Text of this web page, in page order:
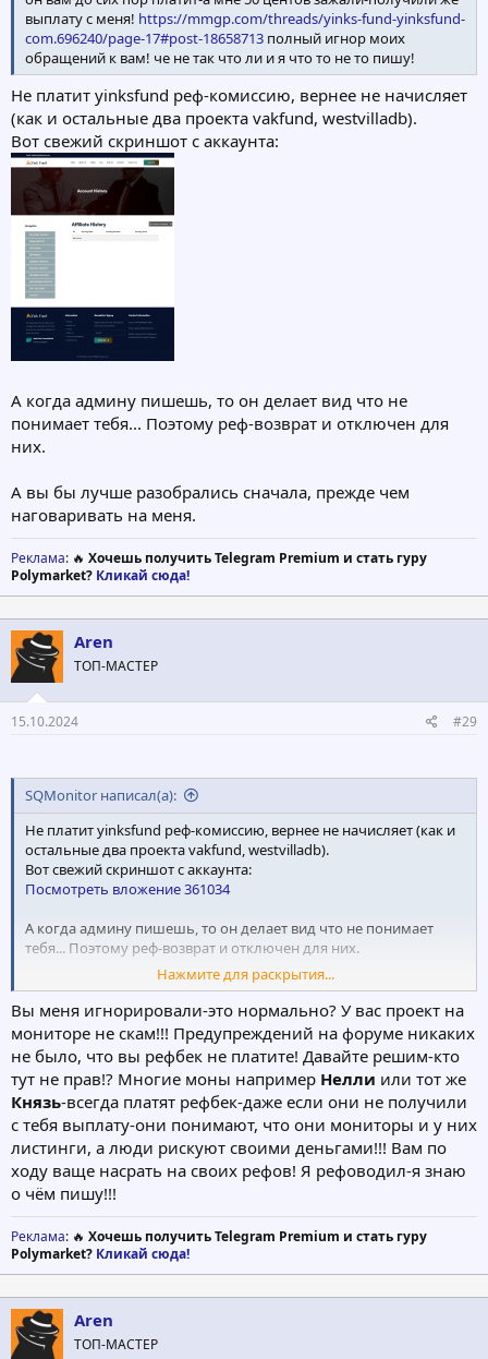
выплату с меня! https://mmgp.com/threads/yinks-fund-yinksfund-
com.696240/page-17#post-18658713 полный игнор моих
обращений к вам! че не так что ли и я что то не то пишу!
Не платит yinksfund реф-комиссию, вернее не начисляет
(как и остальные два проекта vakfund, westvilladb).
Вот свежий скриншот с аккаунта:
А когда админу пишешь, то он делает вид что не
понимает тебя... Поэтому реф-возврат и отключен для
них.
А вы бы лучше разобрались сначала, прежде чем
наговаривать на меня.
Реклама: 🔥 Хочешь получить Telegram Premium и стать гуру
Polymarket? Кликай сюда!
Aren
ТОП-МАСТЕР
15.10.2024 #29
SQMonitor написал(а):
Не платит yinksfund реф-комиссию, вернее не начисляет (как и
остальные два проекта vakfund, westvilladb).
Вот свежий скриншот с аккаунта:
Посмотреть вложение 361034
А когда админу пишешь, то он делает вид что не понимает
тебя... Поэтому реф-возврат и отключен для них.
А вы бы лучше разобрались сначала, прежде чем
наговаривать на меня.
Нажмите для раскрытия...
Вы меня игнорировали-это нормально? У вас проект на
мониторе не скам!!! Предупреждений на форуме никаких
не было, что вы рефбек не платите! Давайте решим-кто
тут не прав!? Многие моны например Нелли или тот же
Князь-всегда платят рефбек-даже если они не получили
с тебя выплату-они понимают, что они мониторы и у них
листинги, а люди рискуют своими деньгами!!! Вам по
ходу ваще насрать на своих рефов! Я рефоводил-я знаю
о чём пишу!!!
Реклама: 🔥 Хочешь получить Telegram Premium и стать гуру
Polymarket? Кликай сюда!
Aren
ТОП-МАСТЕР